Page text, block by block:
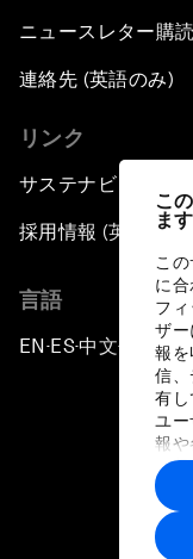
こ
ます
こ
に
フ
ザー
報を
信、
有し
ユ
報や
に
トナ
す。
ニュースレター購読
連絡先 (英語のみ)
リンク
サステナビリティ
採用情報 (英語のみ)
言語
EN ▪ ES▪中文▪ 日本語
プライ